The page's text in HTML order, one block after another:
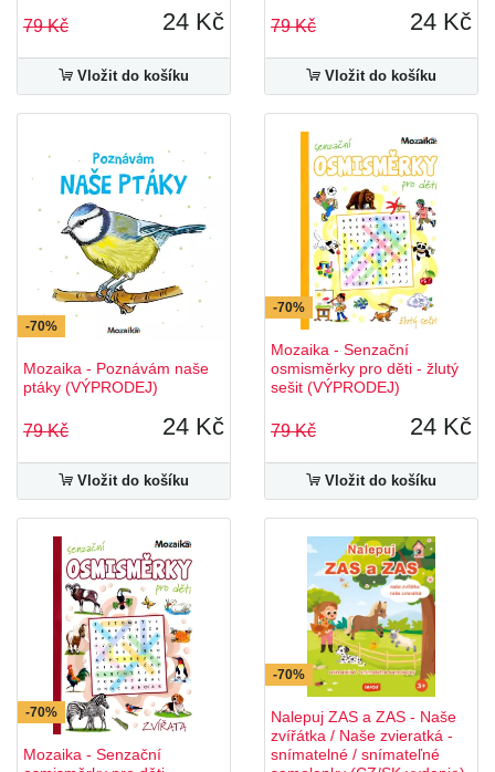
79 Kč 24 Kč
Vložit do košíku
79 Kč 24 Kč
Vložit do košíku
-70%
Mozaika - Poznávám naše
ptáky (VÝPRODEJ)
79 Kč 24 Kč
Vložit do košíku
-70%
Mozaika - Senzační
osmisměrky pro děti - žlutý
sešit (VÝPRODEJ)
79 Kč 24 Kč
Vložit do košíku
-70%
Mozaika - Senzační
-70%
Nalepuj ZAS a ZAS - Naše
zvířátka / Naše zvieratká -
snímatelné / snímateľné